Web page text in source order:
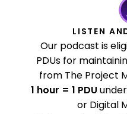
LISTEN
Our podcast is
PDUs for
from The Project
1 hour = 1 PDU
or Digital